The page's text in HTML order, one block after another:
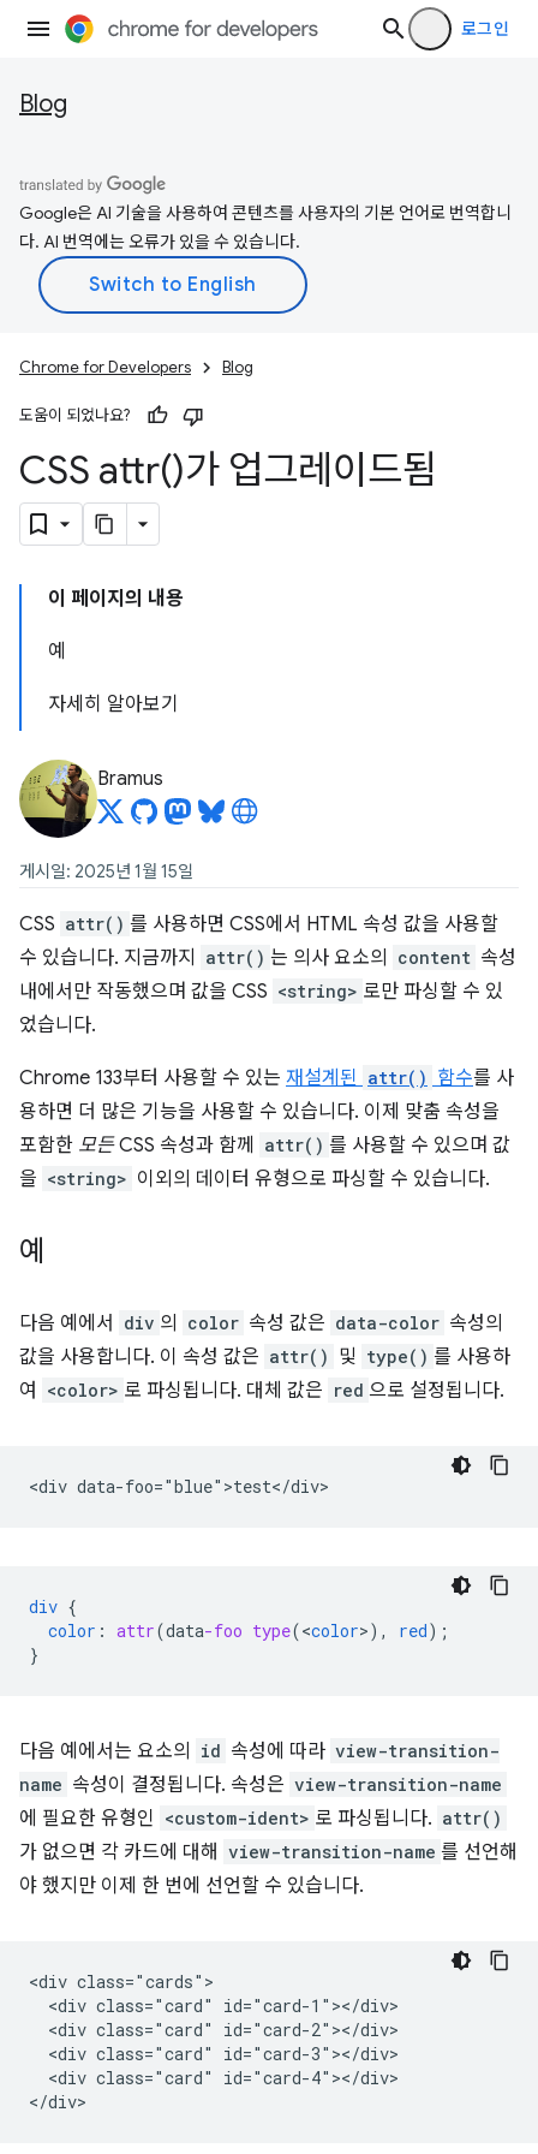
로그인
Blog
Google은 AI 기술을 사용하여 콘텐츠를 사용자의 기본 언어로 번역합니
다. AI 번역에는 오류가 있을 수 있습니다.
Chrome for Developers Blog
도움이 되었나요?
CSS attr()가 업그레이드됨
이 페이지의 내용
예
자세히 알아보기
Bramus
게시일: 2025년 1월 15일
CSS attr() 를 사용하면 CSS에서 HTML 속성 값을 사용할
수 있습니다. 지금까지
attr() 는 의사 요소의 content 속성
내에서만 작동했으며 값을 CSS <string> 로만 파싱할 수 있
었습니다.
Chrome 133부터 사용할 수 있는 재설계된 attr() 함수를 사
용하면 더 많은 기능을 사용할 수 있습니다. 이제 맞춤 속성을
포함한 모든CSS 속성과 함께 attr() 를 사용할 수 있으며 값
을 <string> 이외의 데이터 유형으로 파싱할 수 있습니다.
예
다음 예에서 div 의 color 속성 값은 data-color 속성의
값을 사용합니다. 이 속성 값은 attr() 및 type() 를 사용하
여
<color> 로 파싱됩니다. 대체 값은 red 으로 설정됩니다.
div {
color : attr(data-foo type(<color>), red);
}
다음 예에서는 요소의 id 속성에 따라 view-transition-
name 속성이 결정됩니다. 속성은 view-transition-name
에 필요한 유형인 <custom-ident> 로 파싱됩니다. attr()
가 없으면 각 카드에 대해 view-transition-name 를 선언해
야 했지만 이제 한 번에 선언할 수 있습니다.
<div class="cards">
  <div class="card" id="card-1"></div>
  <div class="card" id="card-2"></div>
  <div class="card" id="card-3"></div>
  <div class="card" id="card-4"></div>